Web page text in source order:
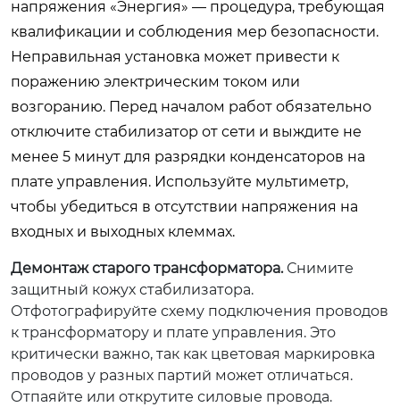
напряжения «Энергия» — процедура, требующая
квалификации и соблюдения мер безопасности.
Неправильная установка может привести к
поражению электрическим током или
возгоранию. Перед началом работ обязательно
отключите стабилизатор от сети и выждите не
менее 5 минут для разрядки конденсаторов на
плате управления. Используйте мультиметр,
чтобы убедиться в отсутствии напряжения на
входных и выходных клеммах.
Демонтаж старого трансформатора.Снимите
защитный кожух стабилизатора.
Отфотографируйте схему подключения проводов
к трансформатору и плате управления. Это
критически важно, так как цветовая маркировка
проводов у разных партий может отличаться.
Отпаяйте или открутите силовые провода.